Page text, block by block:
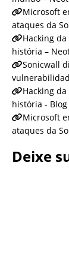
Microsoft
ataques da
Hacking
história –
Sonicwall
Hacking
história -
Microsoft
ataques da
Deixe